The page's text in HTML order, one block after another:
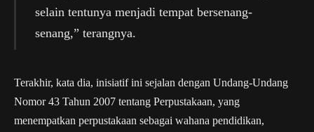
selain tentunya menjadi tempat bersenang-
senang,” terangnya.
Terakhir, kata dia, inisiatif ini sejalan dengan Undang-Undang
Nomor 43 Tahun 2007 tentang Perpustakaan, yang
menempatkan perpustakaan sebagai wahana pendidikan,